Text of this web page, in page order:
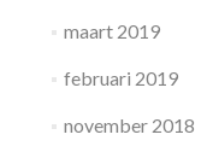
maart 2019
februari 2019
november 2018